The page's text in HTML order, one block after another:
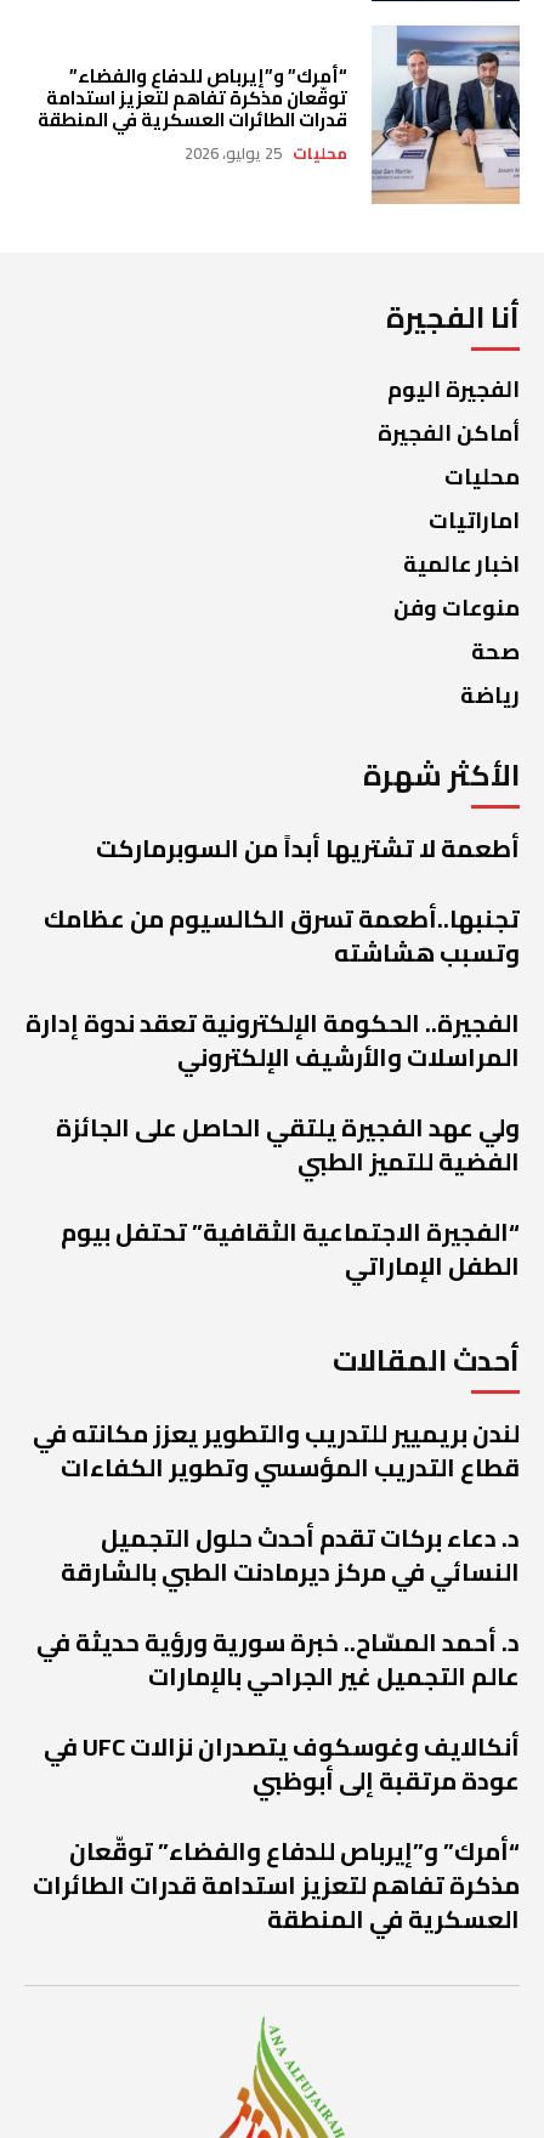
“أمرك” و”إيرباص للدفاع والفضاء”
توقّعان مذكرة تفاهم لتعزيز استدامة
قدرات الطائرات العسكرية في المنطقة
محليات 25 يوليو، 2026
أنا الفجيرة
الفجيرة اليوم
أماكن الفجيرة
محليات
اماراتيات
اخبار عالمية
منوعات وفن
صحة
رياضة
الأكثر شهرة
أطعمة لا تشتريها أبداً من السوبرماركت
تجنبها..أطعمة تسرق الكالسيوم من عظامك
وتسبب هشاشته
الفجيرة.. الحكومة الإلكترونية تعقد ندوة إدارة
المراسلات والأرشيف الإلكتروني
ولي عهد الفجيرة يلتقي الحاصل على الجائزة
الفضية للتميز الطبي
“الفجيرة الاجتماعية الثقافية” تحتفل بيوم
الطفل الإماراتي
أحدث المقالات
لندن بريميير للتدريب والتطوير يعزز مكانته في
قطاع التدريب المؤسسي وتطوير الكفاءات
د. دعاء بركات تقدم أحدث حلول التجميل
النسائي في مركز ديرمادنت الطبي بالشارقة
د. أحمد المسّاح.. خبرة سورية ورؤية حديثة في
عالم التجميل غير الجراحي بالإمارات
أنكالايف وغوسكوف يتصدران نزالات UFC في
عودة مرتقبة إلى أبوظبي
“أمرك” و”إيرباص للدفاع والفضاء” توقّعان
مذكرة تفاهم لتعزيز استدامة قدرات الطائرات
العسكرية في المنطقة